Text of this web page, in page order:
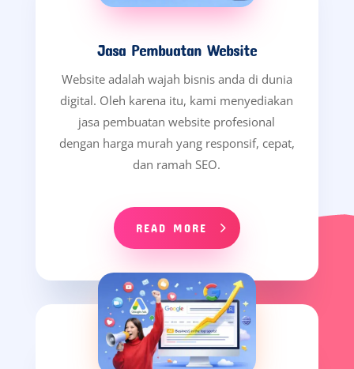
Jasa Pembuatan Website
Website adalah wajah bisnis anda di dunia
digital. Oleh karena itu, kami menyediakan
jasa pembuatan website profesional
dengan harga murah yang responsif, cepat,
dan ramah SEO.
READ MORE